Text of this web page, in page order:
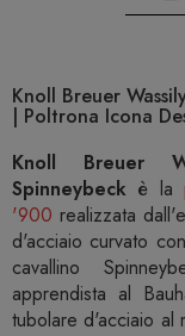
Knoll Breuer
| Poltrona Icona
Knoll Breuer
Spinneybeck è la
'900 realizzata
d'acciaio curvato
cavallino
apprendista al
tubolare d'acciaio al